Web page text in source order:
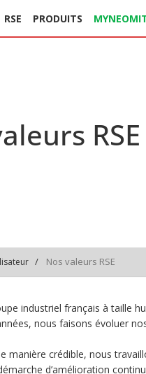
RSE PRODUITS
RSE
Nos valeurs RSE
industriel français à taille
nous faisons évoluer
manière crédible, nous
d’amélioration